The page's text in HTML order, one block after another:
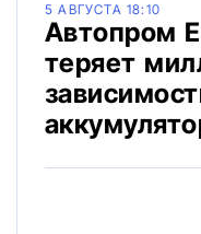
5 АВГУСТА 18:10
Автопром
теряет